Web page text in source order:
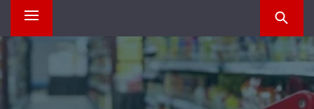
Menú
principal